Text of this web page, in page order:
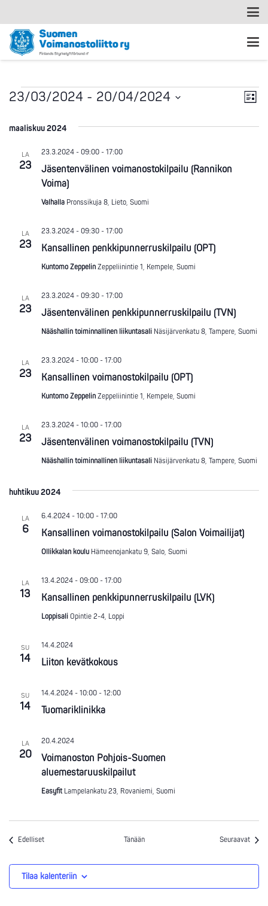
Tapahtumat Lista
23/03/2024 - 20/04/2024
päivä.
maaliskuu 2024
LA
23
Jäsentenvälinen voimanostokilpailu (Rannikon
Voima)
23.3.2024 - 09:00 - 17:00
Valhalla Pronssikuja 8, Lieto, Suomi
LA
23 Kansallinen penkkipunnerruskilpailu (OPT)
23.3.2024 - 09:30 - 17:00
Kuntomo Zeppelin Zeppeliinintie 1, Kempele, Suomi
LA
23 Jäsentenvälinen penkkipunnerruskilpailu (TVN)
23.3.2024 - 09:30 - 17:00
Nääshallin toiminnallinen liikuntasali Näsijärvenkatu 8, Tampere, Suomi
LA
23 Kansallinen voimanostokilpailu (OPT)
23.3.2024 - 10:00 - 17:00
Kuntomo Zeppelin Zeppeliinintie 1, Kempele, Suomi
LA
23 Jäsentenvälinen voimanostokilpailu (TVN)
23.3.2024 - 10:00 - 17:00
Nääshallin toiminnallinen liikuntasali Näsijärvenkatu 8, Tampere, Suomi
huhtikuu 2024
LA
6 Kansallinen voimanostokilpailu (Salon Voimailijat)
6.4.2024 - 10:00 - 17:00
Ollikkalan koulu Hämeenojankatu 9, Salo, Suomi
LA
13 Kansallinen penkkipunnerruskilpailu (LVK)
13.4.2024 - 09:00 - 17:00
Loppisali Opintie 2-4, Loppi
SU
14 Liiton kevätkokous
14.4.2024
SU
14 Tuomariklinikka
14.4.2024 - 10:00 - 12:00
LA
20
Voimanoston Pohjois-Suomen
aluemestaruuskilpailut
20.4.2024
Easyfit Lampelankatu 23, Rovaniemi, Suomi
EdellisetTapahtumat Tänään Seuraavat
Tilaa kalenteriin